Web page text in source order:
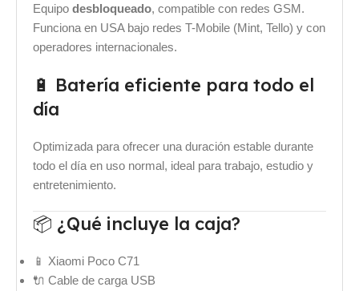
Equipo desbloqueado, compatible con redes GSM.
Funciona en USA bajo redes T-Mobile (Mint, Tello) y con
operadores internacionales.
🔋 Batería eficiente para todo el
día
Optimizada para ofrecer una duración estable durante
todo el día en uso normal, ideal para trabajo, estudio y
entretenimiento.
📦 ¿Qué incluye la caja?
📱 Xiaomi Poco C71
🔌 Cable de carga USB